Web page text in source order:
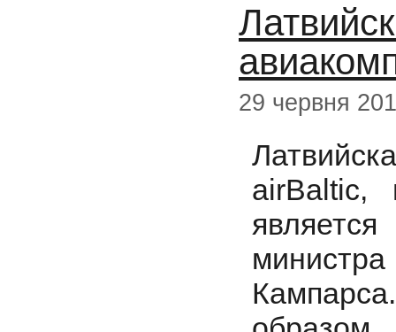
29 червня
airBaltic,